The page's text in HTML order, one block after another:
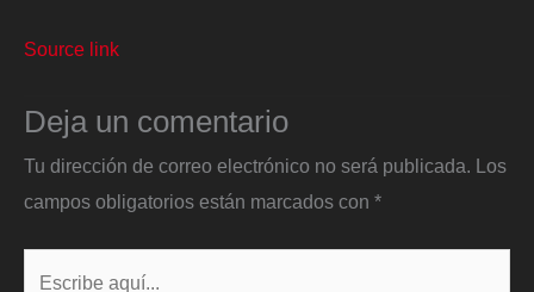
Source link
Deja un comentario
Tu dirección de correo electrónico no será publicada. Los
campos obligatorios están marcados con *